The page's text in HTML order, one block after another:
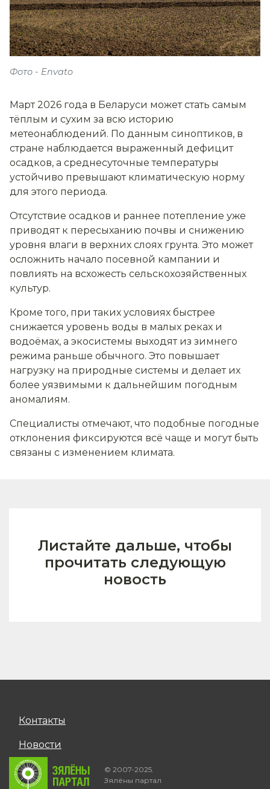
Фото - Envato
Март 2026 года в Беларуси может стать самым
тёплым и сухим за всю историю
метеонаблюдений. По данным синоптиков, в
стране наблюдается выраженный дефицит
осадков, а среднесуточные температуры
устойчиво превышают климатическую норму
для этого периода.
Отсутствие осадков и раннее потепление уже
приводят к пересыханию почвы и снижению
уровня влаги в верхних слоях грунта. Это может
осложнить начало посевной кампании и
повлиять на всхожесть сельскохозяйственных
культур.
Кроме того, при таких условиях быстрее
снижается уровень воды в малых реках и
водоёмах, а экосистемы выходят из зимнего
режима раньше обычного. Это повышает
нагрузку на природные системы и делает их
более уязвимыми к дальнейшим погодным
аномалиям.
Специалисты отмечают, что подобные погодные
отклонения фиксируются всё чаще и могут быть
связаны с изменением климата.
Листайте дальше, чтобы
прочитать следующую
новость
Контакты
Новости
© 2007-2025.
Зялёны партал